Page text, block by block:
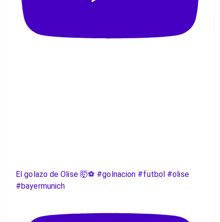
El golazo de Olise 🤯⚽️ #golnacion #futbol #olise
#bayermunich